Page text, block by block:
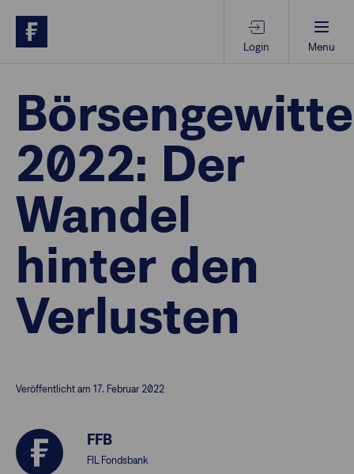
Login Menu
Anlagethemen
Anlagestrategien
Geschäftserfolg
Ansprechpartner
Anlegende
Newsletter
2022: Der
Wandel
hinter den
Verlusten
Veröffentlicht am 17. Februar 2022
FFB
FIL Fondsbank